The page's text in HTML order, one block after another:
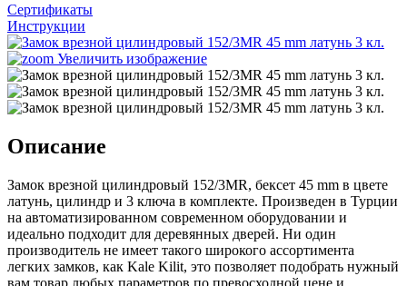
Сертификаты
Инструкции
Увеличить изображение
Описание
Замок врезной цилиндровый 152/3MR, бексет 45 mm в цвете
латунь, цилиндр и 3 ключа в комплекте. Произведен в Турции
на автоматизированном современном оборудовании и
идеально подходит для деревянных дверей. Ни один
производитель не имеет такого широкого ассортимента
легких замков, как Kale Kilit, это позволяет подобрать нужный